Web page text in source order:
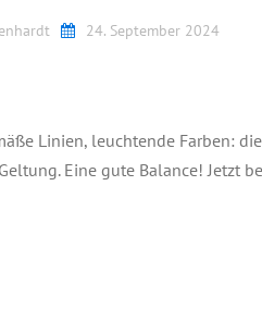
24. September 2024
Linien, leuchtende Farben:
Eine gute Balance! Jetzt